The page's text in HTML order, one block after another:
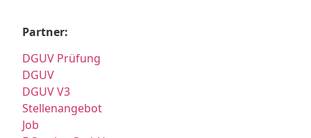
Partner:
DGUV Prüfung
DGUV
DGUV V3
Stellenangebot
Job